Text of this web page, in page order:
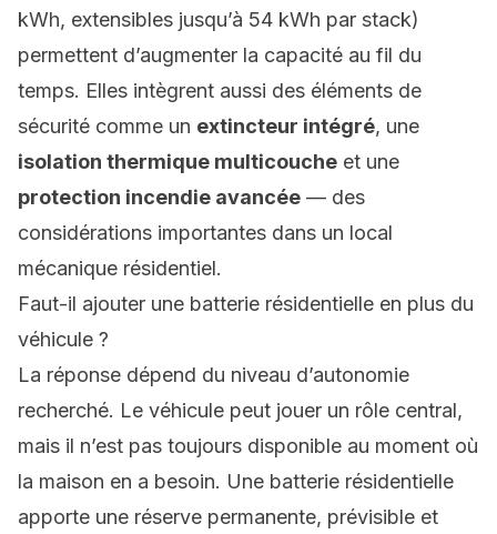
kWh, extensibles jusqu’à 54 kWh par stack)
permettent d’augmenter la capacité au fil du
temps. Elles intègrent aussi des éléments de
sécurité comme un extincteur intégré, une
isolation thermique multicouche et une
protection incendie avancée — des
considérations importantes dans un local
mécanique résidentiel.
Faut-il ajouter une batterie résidentielle en plus du
véhicule ?
La réponse dépend du niveau d’autonomie
recherché. Le véhicule peut jouer un rôle central,
mais il n’est pas toujours disponible au moment où
la maison en a besoin. Une batterie résidentielle
apporte une réserve permanente, prévisible et